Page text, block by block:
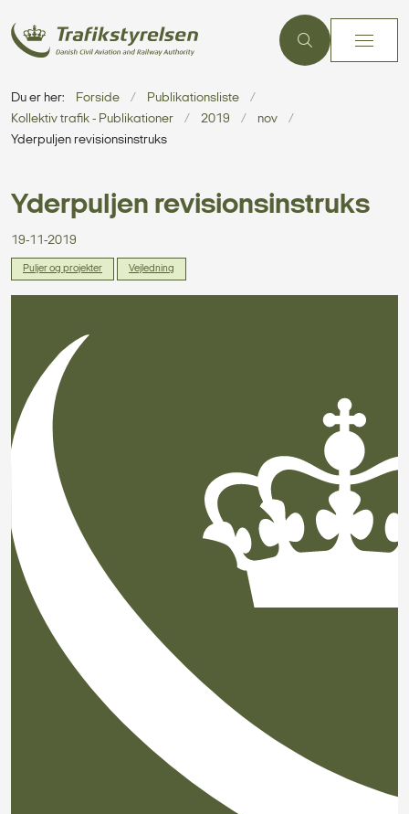
Du er her: Forside
Publikationsliste
Kollektiv trafik - Publikationer
2019
nov
Yderpuljen revisionsinstruks
Yderpuljen revisionsinstruks
19-11-2019
Puljer og projekter Vejledning